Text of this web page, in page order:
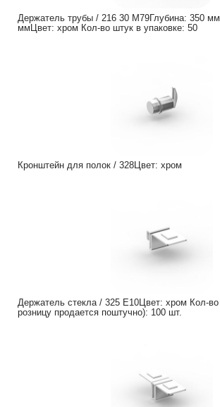
Держатель трубы / 216 30 M79Глубина: 350
ммЦвет: хром Кол-во штук в упаковке: 50
Кронштейн для полок / 328Цвет: хром
Держатель стекла / 325 Е10Цвет: хром Кол-во
розницу продается поштучно): 100 шт.